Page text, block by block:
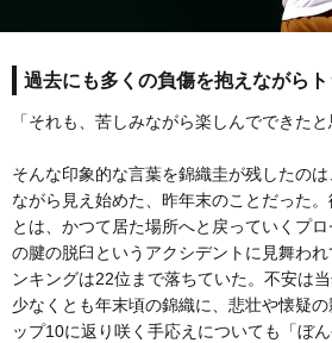
過去にも多くの負傷を抱えながら
「それも、苦しみながら楽しんでできたと
そんな印象的な言葉を錦織圭が残したの
ながら見え始めた、昨年末のことだった。
とは、かつて居た場所へと戻っていくプ
の腱の脱臼というアクシデントに見舞わ
ンキングは22位まで落ちていた。不安は
少なくとも年末頃の錦織に、悲壮や懐疑
ップ10に返り咲く手応えについても「ぼ